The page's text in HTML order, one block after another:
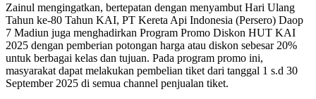
Zainul mengingatkan, bertepatan dengan menyambut Hari Ulang
Tahun ke-80 Tahun KAI, PT Kereta Api Indonesia (Persero) Daop
7 Madiun juga menghadirkan Program Promo Diskon HUT KAI
2025 dengan pemberian potongan harga atau diskon sebesar 20%
untuk berbagai kelas dan tujuan. Pada program promo ini,
masyarakat dapat melakukan pembelian tiket dari tanggal 1 s.d 30
September 2025 di semua channel penjualan tiket.